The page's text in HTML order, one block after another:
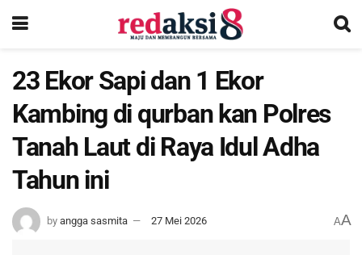
23 Ekor Sapi dan 1 Ekor
Kambing di qurban kan Polres
Tanah Laut di Raya Idul Adha
Tahun ini
by angga sasmita 27 Mei 2026 AA